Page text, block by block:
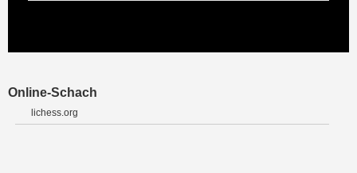
Online-Schach
lichess.org